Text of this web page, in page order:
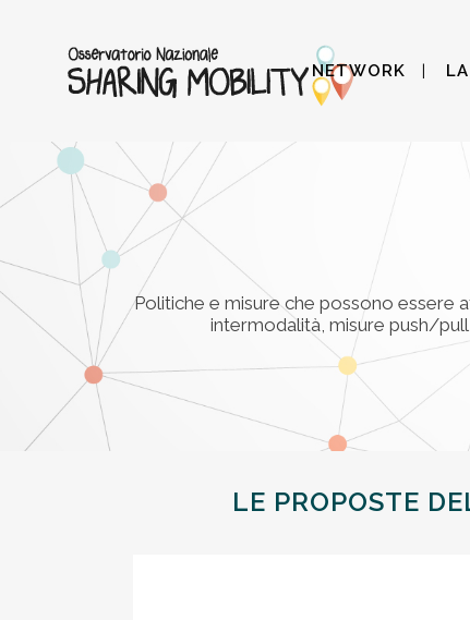
NETWORK
Politiche e misure che possono essere
intermodalità, misure push/
LE PROPOSTE